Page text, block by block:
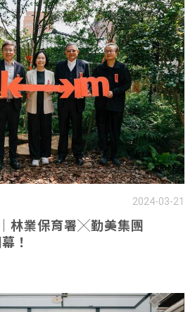
2024-03-21
林業保育署╳勤美集團
！